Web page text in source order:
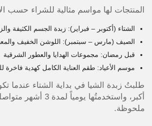
المنتجات لها مواسم مثالية للشراء حسب
الشتاء (أكتوبر – فبراير): زبدة الجسم الكثيفة
الصيف (مارس – سبتمبر): اللوشن الخفيف
قبل رمضان: مجموعات الهدايا والعطور الشرقية
موسم الأعياد: طقم العناية الكامل كهدية فاخرة
طلبتُ زبدة الشيا في بداية الشتاء عندما
أكبر، واستخدمتُها يومياً
ملحوظة.